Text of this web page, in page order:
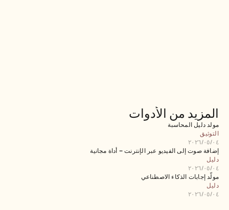
المزيد من الأدوات
مولد دليل المحاسبة
التوثيق
٠٤‏/٠٥‏/٢٠٢٦
إضافة صوت إلى الفيديو عبر الإنترنت – أداة مجانية
دليل
٠٤‏/٠٥‏/٢٠٢٦
مولّد إجابات الذكاء الاصطناعي
دليل
٠٤‏/٠٥‏/٢٠٢٦